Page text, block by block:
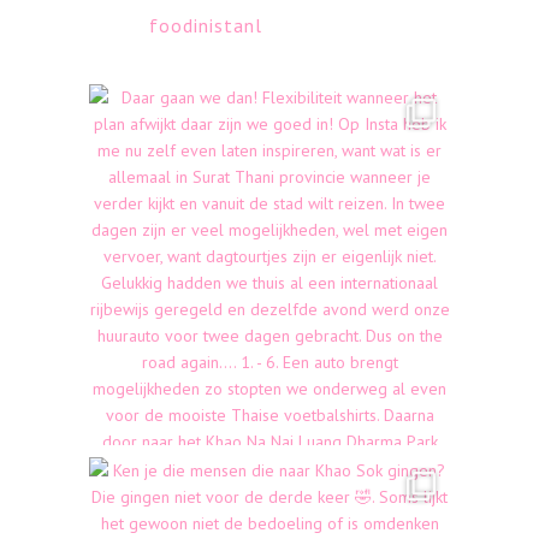
foodinistanl